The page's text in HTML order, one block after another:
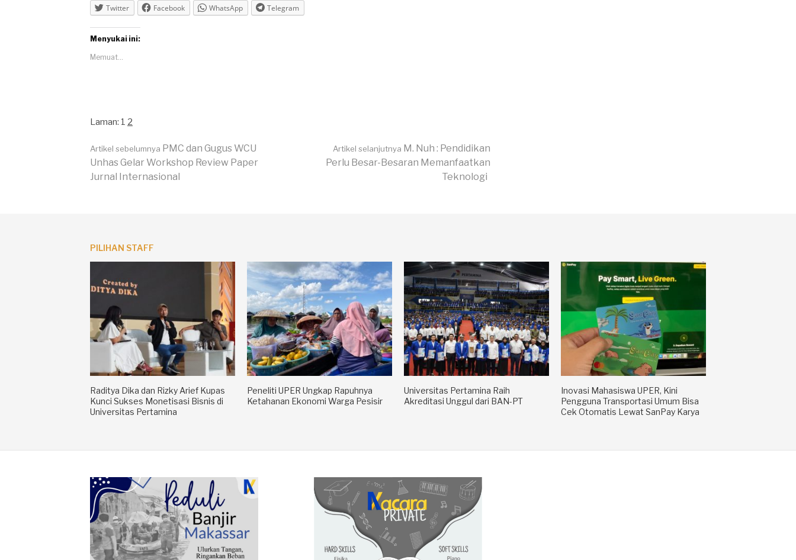
Twitter Facebook WhatsApp Telegram
Menyukai ini:
Memuat...
Laman: 1 2
Lanjut
Artikel sebelumnya PMC dan Gugus WCU
Unhas Gelar Workshop Review Paper
Jurnal Internasional
Artikel selanjutnya M. Nuh : Pendidikan
Perlu Besar-Besaran Memanfaatkan
Teknologi
PILIHAN STAFF
Raditya Dika dan Rizky Arief Kupas
Kunci Sukses Monetisasi Bisnis di
Universitas Pertamina
Peneliti UPER Ungkap Rapuhnya
Ketahanan Ekonomi Warga Pesisir
Universitas Pertamina Raih
Akreditasi Unggul dari BAN-PT
Inovasi Mahasiswa UPER, Kini
Pengguna Transportasi Umum Bisa
Cek Otomatis Lewat SanPay Karya